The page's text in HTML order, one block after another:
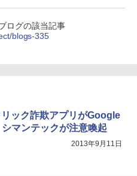
ログの該当記事
blogs-335
ック詐欺アプリがGoogle
マンテックが注意喚起
2013年9月11日